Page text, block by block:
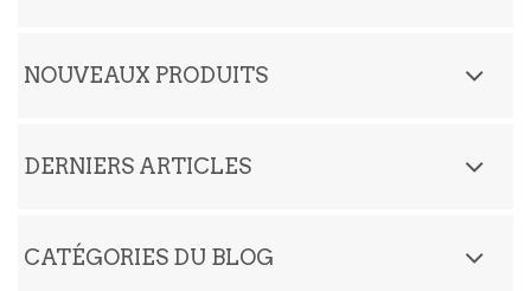
NOUVEAUX PRODUITS
DERNIERS ARTICLES
CATÉGORIES DU BLOG